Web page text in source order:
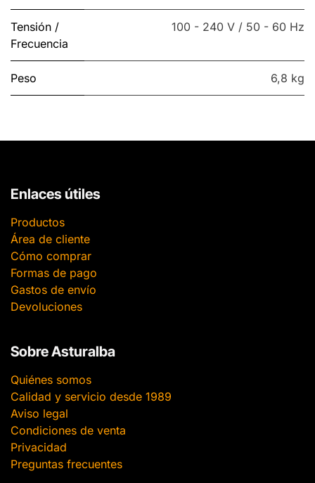
Tensión /
Frecuencia
100 - 240 V / 50 - 60 Hz
Peso 6,8 kg
Enlaces útiles
Productos
Área de cliente
Cómo comprar
Formas de pago
Gastos de envío
Devoluciones
Sobre Asturalba
Quiénes somos
Calidad y servicio desde 1989
Aviso legal
Condiciones de venta
Privacidad
Preguntas frecuentes